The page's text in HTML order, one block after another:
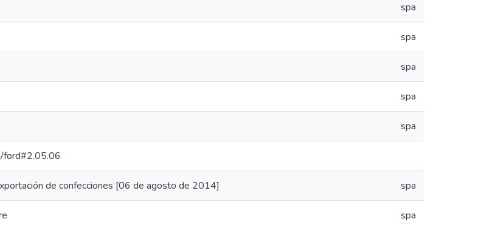
spa
spa
spa
spa
spa
ford#2.05.06
de confecciones [06 de agosto de 2014] spa
spa